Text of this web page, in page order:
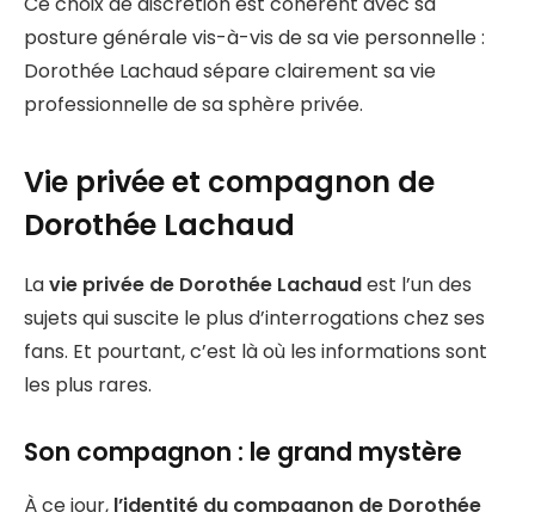
posture générale vis-à-vis de sa vie personnelle :
Dorothée Lachaud sépare clairement sa vie
professionnelle de sa sphère privée.
Vie privée et compagnon de
Dorothée Lachaud
Lavie privée de Dorothée Lachaudest l’un des
sujets qui suscite le plus d’interrogations chez ses
fans. Et pourtant, c’est là où les informations sont
les plus rares.
Son compagnon : le grand mystère
À ce jour, l’identité du compagnon de Dorothée